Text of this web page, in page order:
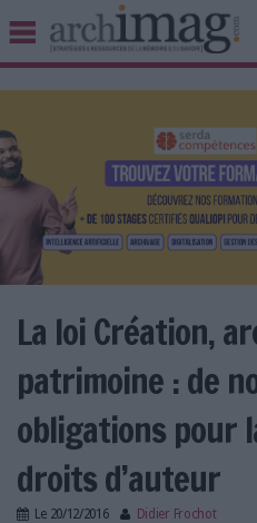
BIBLIOTHÈQUE ÉDITION
UNIVERS DATA
TRAVAIL COLLABORATIF
VIE NUMÉRIQUE
NUMÉRIQUE RESPONSABLE
LES DOSSIERS
LES NEWSLETTERS
LE MAGAZINE
LES GUIDES PRATIQUES
La loi Création,
patrimoine : de
obligations pour
droits d’auteur
Le 20/12/2016 Didier Frochot